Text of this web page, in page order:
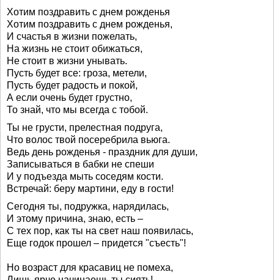
Хотим поздравить с днем рожденья
Хотим поздравить с днем рожденья,
И счастья в жизни пожелать,
На жизнь не стоит обижаться,
Не стоит в жизни унывать.
Пусть будет все: гроза, метели,
Пусть будет радость и покой,
А если очень будет грустно,
То знай, что мы всегда с тобой.
Ты не грусти, прелестная подруга,
Что волос твой посеребрила вьюга.
Ведь день рожденья - праздник для души,
Записываться в бабки не спеши
И у подъезда мыть соседям кости.
Встречай: беру мартини, еду в гости!
Сегодня ты, подружка, нарядилась,
И этому причина, знаю, есть –
С тех пор, как ты на свет наш появилась,
Еще годок прошел – придется "съесть"!
Но возраст для красавиц не помеха,